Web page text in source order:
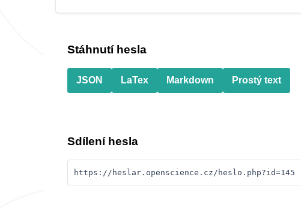
Stáhnutí hesla
JSON LaTex Markdown Prostý text
Sdílení hesla
https://heslar.openscience.cz/heslo.php?id=145